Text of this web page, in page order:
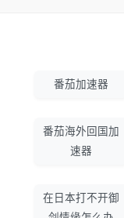
番茄加速器
番茄海外回国加
速器
在日本打不开御